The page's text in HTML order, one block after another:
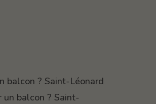
balcon ? Saint-Léonard
balcon ? Saint-